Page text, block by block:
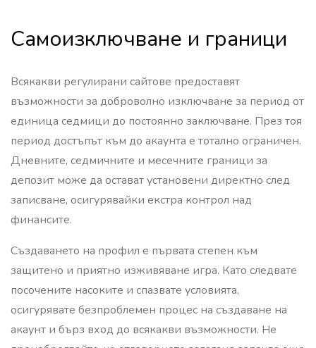
Самоизключване и граници
Всякакви регулирани сайтове предоставят
възможности за доброволно изключване за период от
единица седмици до постоянно заключване. През тоя
период достъпът към до акаунта е тотално ограничен.
Дневните, седмичните и месечните граници за
депозит може да остават установени директно след
записване, осигурявайки екстра контрол над
финансите.
Създаването на профил е първата степен към
защитено и приятно изживяване игра. Като следвате
посочените насоките и спазвате условията,
осигурявате безпроблемен процес на създаване на
акаунт и бърз вход до всякакви възможности. Не